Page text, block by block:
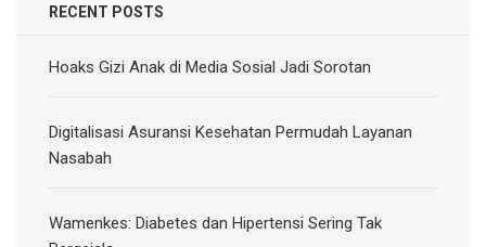
RECENT POSTS
Hoaks Gizi Anak di Media Sosial Jadi Sorotan
Digitalisasi Asuransi Kesehatan Permudah Layanan
Nasabah
Wamenkes: Diabetes dan Hipertensi Sering Tak